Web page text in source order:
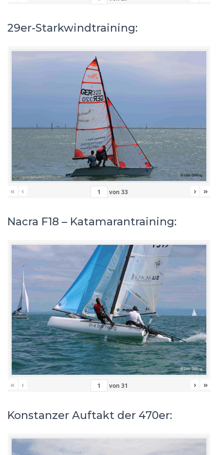
29er-Starkwindtraining:
« ‹ von 33 › »
Nacra F18 – Katamarantraining:
« ‹ von 31 › »
Konstanzer Auftakt der 470er: